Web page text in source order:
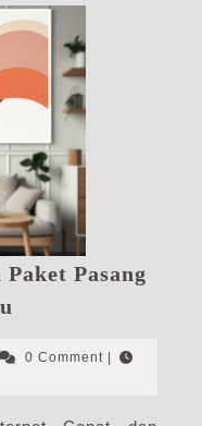
Pasang
|
0 Comment